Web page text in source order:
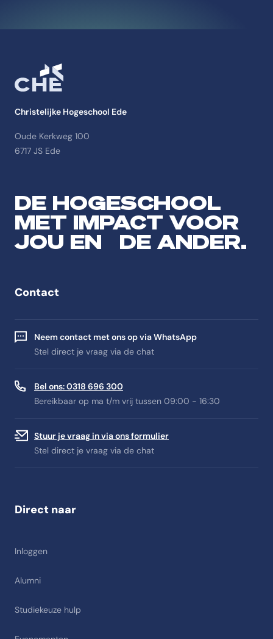
Christelijke Hogeschool Ede
Oude Kerkweg 100
6717 JS Ede
DE HOGESCHOOL
MET IMPACT VOOR
JOU EN DE ANDER.
Contact
Neem contact met ons op via WhatsApp
Stel direct je vraag via de chat
Bel ons: 0318 696 300
Bereikbaar op ma t/m vrij tussen 09:00 - 16:30
Stuur je vraag in via ons formulier
Stel direct je vraag via de chat
Direct naar
Inloggen
Alumni
Studiekeuze hulp